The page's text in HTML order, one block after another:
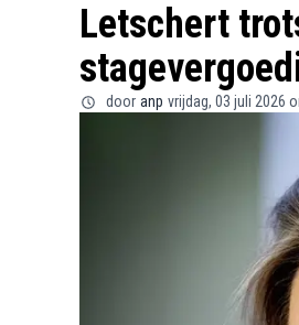
Letschert
door anp vrijdag, 03 juli 2026